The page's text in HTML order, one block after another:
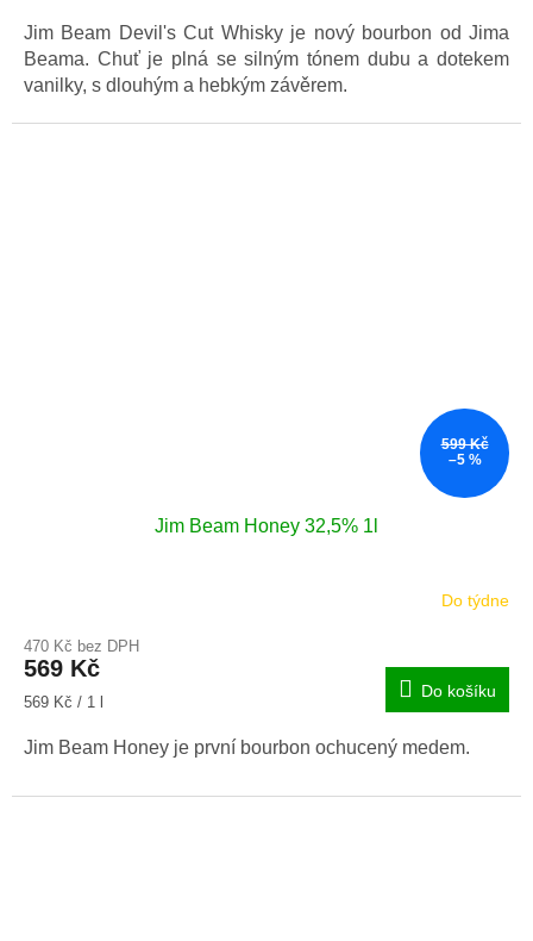
Jim Beam Devil's Cut Whisky je nový bourbon od Jima
Beama. Chuť je plná se silným tónem dubu a dotekem
vanilky, s dlouhým a hebkým závěrem.
599 Kč
–5 %
Jim Beam Honey 32,5% 1l
Do týdne
470 Kč bez DPH
569 Kč
Měrná
569 Kč / 1 l
Do košíku
Jim Beam Honey je první bourbon ochucený medem.